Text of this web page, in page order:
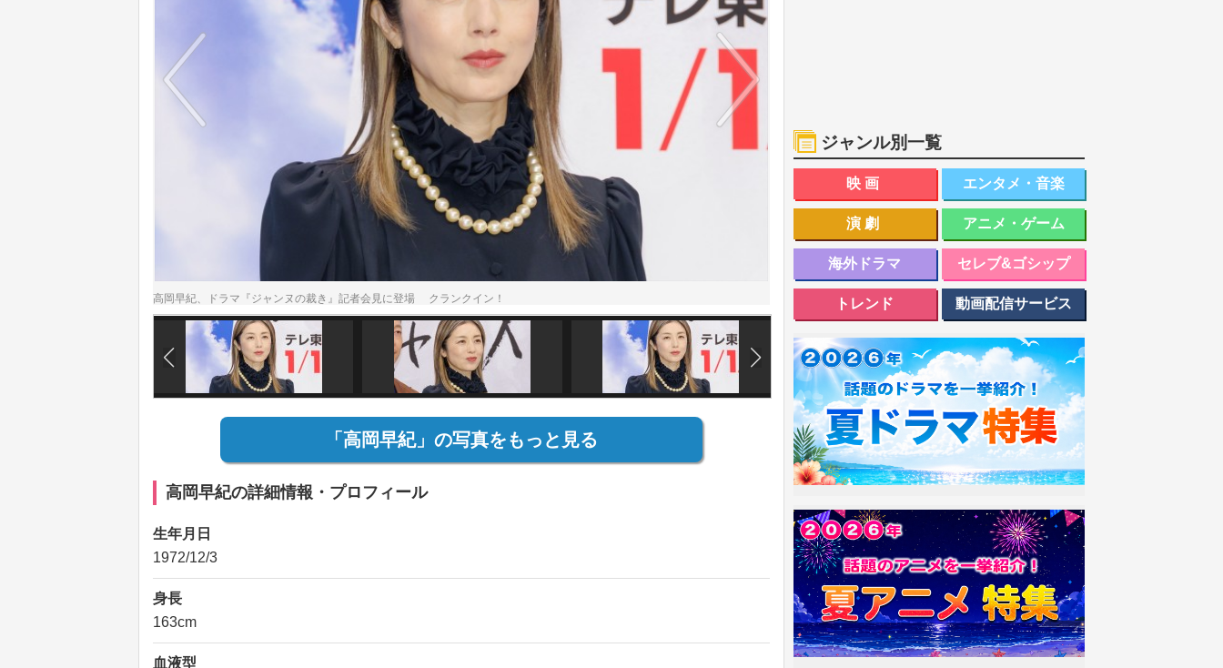
高岡早紀、ドラマ『ジャンヌの裁き』記者会見に登場 クランクイン！
「高岡早紀」の写真をもっと見る
高岡早紀の詳細情報・プロフィール
生年月日
1972/12/3
身長
163cm
血液型
ジャンル別一覧
映画 エンタメ・音楽
演劇 アニメ・ゲーム
海外ドラマ セレブ&ゴシップ
トレンド 動画配信サービス